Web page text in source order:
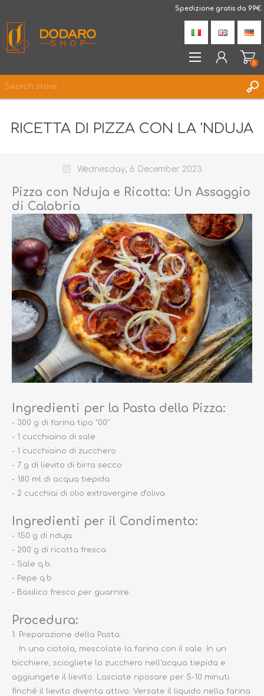
Spedizione gratis da 99€
LOG IN
0
RICETTA DI PIZZA CON LA 'NDUJA
Wednesday, 6 December 2023
Pizza con Nduja e Ricotta: Un Assaggio
di Calabria
Ingredienti per la Pasta della Pizza:
- 300 g di farina tipo "00"
- 1 cucchiaino di sale
- 1 cucchiaino di zucchero
- 7 g di lievito di birra secco
- 180 ml di acqua tiepida
- 2 cucchiai di olio extravergine d'oliva
Ingredienti per il Condimento:
- 150 g di nduja
- 200 g di ricotta fresca
- Sale q.b.
- Pepe q.b.
- Basilico fresco per guarnire
Procedura:
1. Preparazione della Pasta:
In una ciotola, mescolate la farina con il sale. In un
bicchiere, sciogliete lo zucchero nell'acqua tiepida e
aggiungete il lievito. Lasciate riposare per 5-10 minuti
finché il lievito diventa attivo. Versate il liquido nella farina